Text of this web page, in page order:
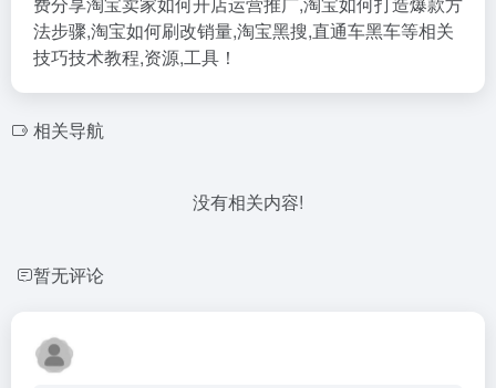
法步骤,淘宝如何刷改销量,淘宝黑搜,直通车黑车等相关
技巧技术教程,资源,工具！
相关导航
没有相关内容!
暂无评论